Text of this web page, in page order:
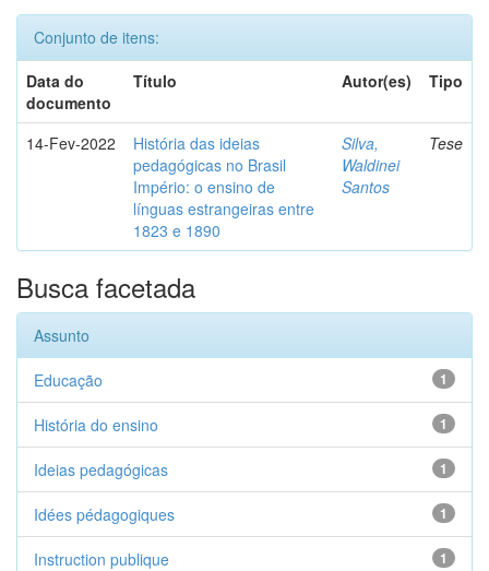
Conjunto de itens:
Data do
documento
Título Autor(es) Tipo
14-Fev-2022
História das ideias
pedagógicas no Brasil
Império: o ensino de
línguas estrangeiras entre
1823 e 1890
Silva,
Waldinei
Santos
Tese
Busca facetada
Assunto
1
Educação
1
História do ensino
1
Ideias pedagógicas
1
Idées pédagogiques
1
Instruction publique